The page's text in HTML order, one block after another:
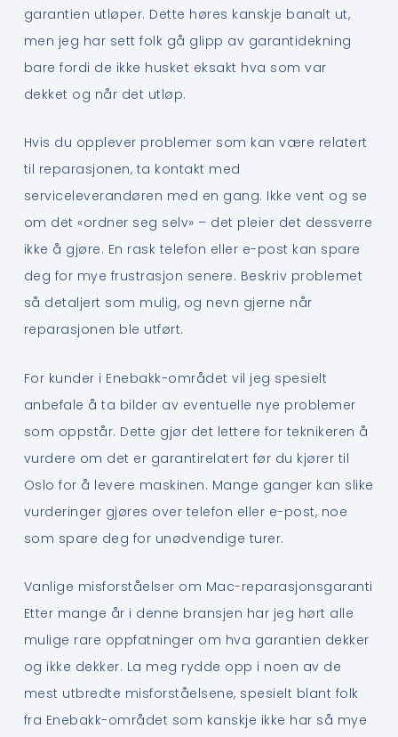
garantien utløper. Dette høres kanskje banalt ut,
men jeg har sett folk gå glipp av garantidekning
bare fordi de ikke husket eksakt hva som var
dekket og når det utløp.
Hvis du opplever problemer som kan være relatert
til reparasjonen, ta kontakt med
serviceleverandøren med en gang. Ikke vent og se
om det «ordner seg selv» – det pleier det dessverre
ikke å gjøre. En rask telefon eller e-post kan spare
deg for mye frustrasjon senere. Beskriv problemet
så detaljert som mulig, og nevn gjerne når
reparasjonen ble utført.
For kunder i Enebakk-området vil jeg spesielt
anbefale å ta bilder av eventuelle nye problemer
som oppstår. Dette gjør det lettere for teknikeren å
vurdere om det er garantirelatert før du kjører til
Oslo for å levere maskinen. Mange ganger kan slike
vurderinger gjøres over telefon eller e-post, noe
som spare deg for unødvendige turer.
Vanlige misforståelser om Mac-reparasjonsgaranti
Etter mange år i denne bransjen har jeg hørt alle
mulige rare oppfatninger om hva garantien dekker
og ikke dekker. La meg rydde opp i noen av de
mest utbredte misforståelsene, spesielt blant folk
fra Enebakk-området som kanskje ikke har så mye